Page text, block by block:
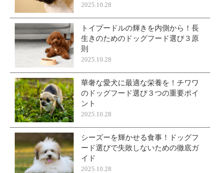
2025.10.28
トイプードルの輝きを内側から！長
生きのためのドッグフード選び３原
則
2025.10.28
華奢な愛犬に最適な栄養を！チワワ
のドッグフード選び３つの重要ポイ
ント
2025.10.28
シーズーを輝かせる食事！ドッグフ
ード選びで失敗しないための徹底ガ
イド
2025.10.28